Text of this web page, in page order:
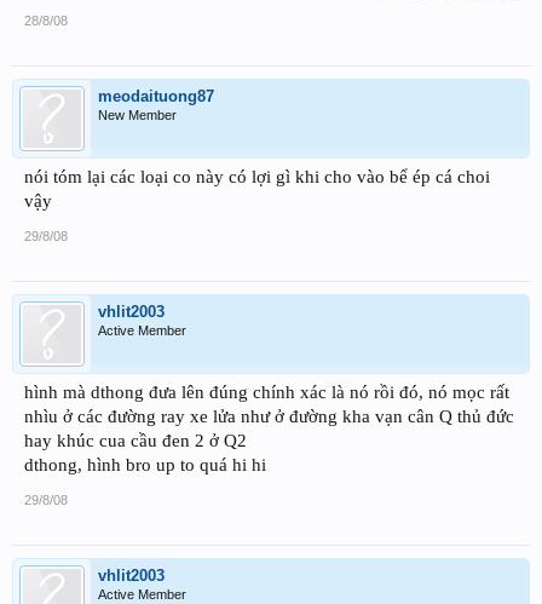
28/8/08
meodaituong87
New Member
nói tóm lại các loại co này có lợi gì khi cho vào bể ép cá choi
vậy
29/8/08
vhlit2003
Active Member
hình mà dthong đưa lên đúng chính xác là nó rồi đó, nó mọc rất
nhìu ở các đường ray xe lửa như ở đường kha vạn cân Q thủ đức
hay khúc cua cầu đen 2 ở Q2
dthong, hình bro up to quá hi hi
29/8/08
vhlit2003
Active Member